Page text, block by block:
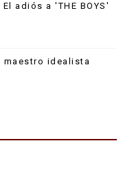
adiós a 'THE BOYS'
maestro idealista